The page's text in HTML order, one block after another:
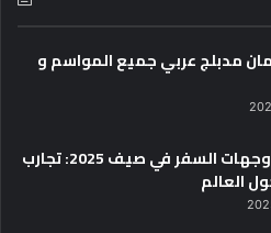
مدبلج عربي جميع المواسم و
أفضل وجهات السفر في صيف 2025: تجارب
العالم